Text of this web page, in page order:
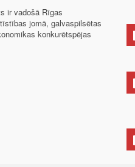
ir vadošā Rīgas
jomā, galvaspilsētas
konkurētspējas